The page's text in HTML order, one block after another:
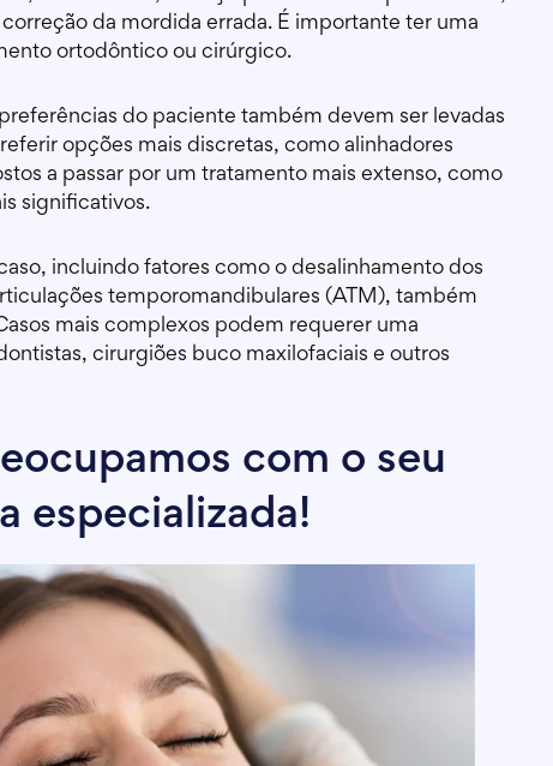
da mordida errada. É importante ter uma
ortodôntico ou cirúrgico.
do paciente também devem ser levadas
opções mais discretas, como alinhadores
a passar por um tratamento mais extenso, como
significativos.
incluindo fatores como o desalinhamento dos
temporomandibulares (ATM), também
mais complexos podem requerer uma
cirurgiões buco maxilofaciais e outros
com o seu
especializada!